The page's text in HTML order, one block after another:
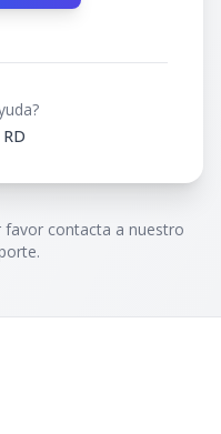
favor contacta a nuestro